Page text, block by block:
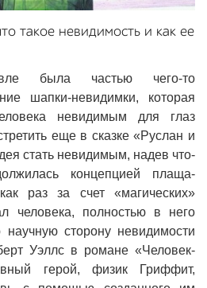
такое невидимость и как ее
была частью чего-то
шапки-невидимки, которая
невидимым для глаз
еще в сказке «Руслан и
стать невидимым, надев что-
концепцией плаща-
раз за счет «магических»
человека, полностью в него
сторону невидимости
Уэллс в романе «Человек-
герой, физик Гриффит,